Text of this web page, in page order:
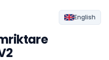
English